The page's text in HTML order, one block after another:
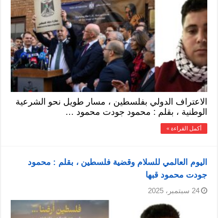
الاعتراف الدولي بفلسطين ، مسار طويل نحو الشرعية
الوطنية ، بقلم : محمود جودت محمود …
أكمل القراءة »
اليوم العالمي للسلام وقضية فلسطين ، بقلم : محمود
جودت محمود قبها
24 سبتمبر، 2025